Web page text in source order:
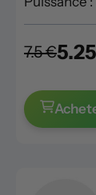
7.5 €